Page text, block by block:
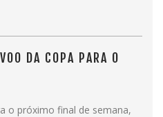
DA COPA PARA O
o próximo final de semana,